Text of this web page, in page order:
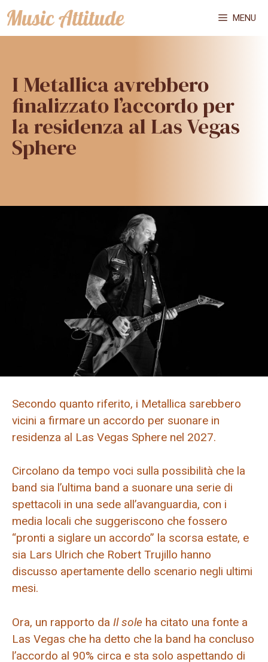
Vai
al
MENU
I Metallica avrebbero
finalizzato l’accordo per
la residenza al Las Vegas
Sphere
Secondo quanto riferito, i Metallica sarebbero
vicini a firmare un accordo per suonare in
residenza al Las Vegas Sphere nel 2027.
Circolano da tempo voci sulla possibilità che la
band sia l’ultima band a suonare una serie di
spettacoli in una sede all’avanguardia, con i
media locali che suggeriscono che fossero
“pronti a siglare un accordo” la scorsa estate, e
sia Lars Ulrich che Robert Trujillo hanno
discusso apertamente dello scenario negli ultimi
mesi.
Ora, un rapporto da Il sole ha citato una fonte a
Las Vegas che ha detto che la band ha concluso
l’accordo al 90% circa e sta solo aspettando di